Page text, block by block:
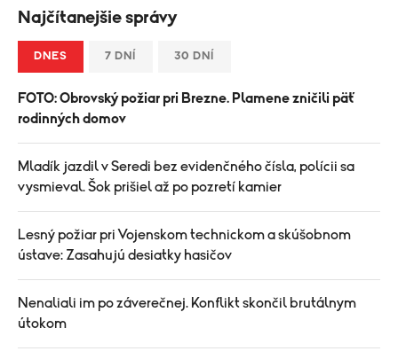
Najčítanejšie správy
DNES 7 DNÍ 30 DNÍ
FOTO: Obrovský požiar pri Brezne. Plamene zničili päť
rodinných domov
Mladík jazdil v Seredi bez evidenčného čísla, polícii sa
vysmieval. Šok prišiel až po pozretí kamier
Lesný požiar pri Vojenskom technickom a skúšobnom
ústave: Zasahujú desiatky hasičov
Nenaliali im po záverečnej. Konflikt skončil brutálnym
útokom